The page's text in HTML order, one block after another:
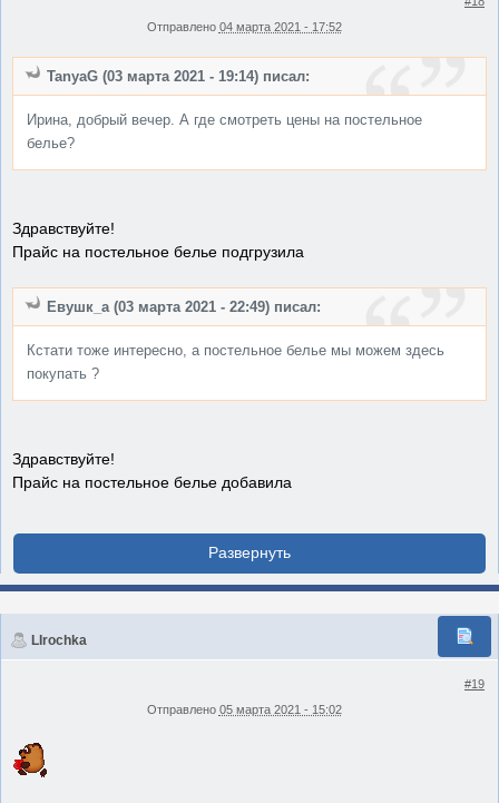
Отправлено 04 марта 2021 - 17:52
TanyaG (03 марта 2021 - 19:14) писал:
Ирина, добрый вечер. А где смотреть цены на постельное
белье?
Здравствуйте!
Прайс на постельное белье подгрузила
Евушк_а (03 марта 2021 - 22:49) писал:
Кстати тоже интересно, а постельное белье мы можем здесь
покупать ?
Здравствуйте!
Прайс на постельное белье добавила
LIrochka
#19
Отправлено 05 марта 2021 - 15:02